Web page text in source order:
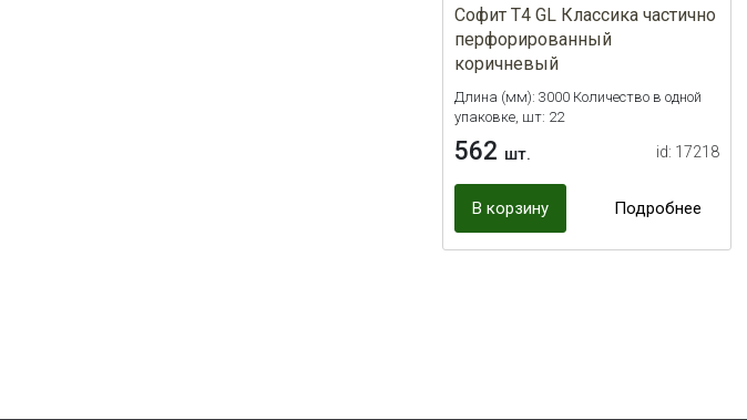
Софит Т4 GL Классика частично
перфорированный
коричневый
Длина (мм): 3000 Количество в одной
упаковке, шт: 22
562 шт. id: 17218
В корзину Подробнее